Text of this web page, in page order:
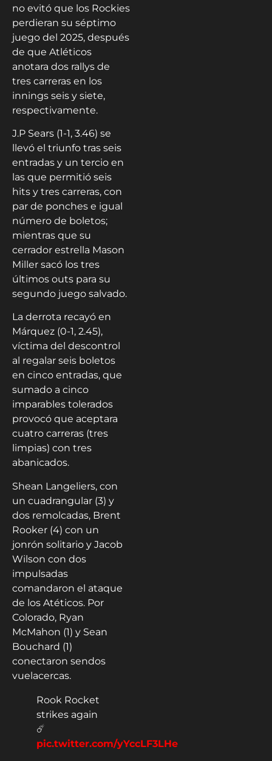
no evitó que los Rockies
perdieran su séptimo
juego del 2025, después
de que Atléticos
anotara dos rallys de
tres carreras en los
innings seis y siete,
respectivamente.
J.P Sears (1-1, 3.46) se
llevó el triunfo tras seis
entradas y un tercio en
las que permitió seis
hits y tres carreras, con
par de ponches e igual
número de boletos;
mientras que su
cerrador estrella Mason
Miller sacó los tres
últimos outs para su
segundo juego salvado.
La derrota recayó en
Márquez (0-1, 2.45),
víctima del descontrol
al regalar seis boletos
en cinco entradas, que
sumado a cinco
imparables tolerados
provocó que aceptara
cuatro carreras (tres
limpias) con tres
abanicados.
Shean Langeliers, con
un cuadrangular (3) y
dos remolcadas, Brent
Rooker (4) con un
jonrón solitario y Jacob
Wilson con dos
impulsadas
comandaron el ataque
de los Atéticos. Por
Colorado, Ryan
McMahon (1) y Sean
Bouchard (1)
conectaron sendos
vuelacercas.
Rook Rocket
strikes again
☄️
pic.twitter.com/yYccLF3LHe